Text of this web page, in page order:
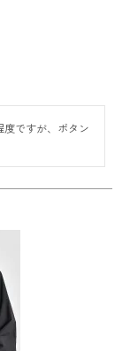
ですが、ボタン